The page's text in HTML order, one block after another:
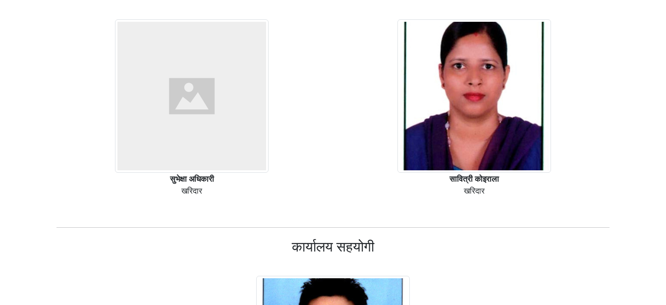
सुभेक्षा अधिकारी
खरिदार
सावित्री कोइराला
खरिदार
कार्यालय सहयोगी